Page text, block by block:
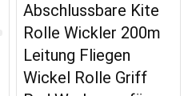
Abschlussbare Kite
Rolle Wickler 200m
Leitung Fliegen
Wickel Rolle Griff